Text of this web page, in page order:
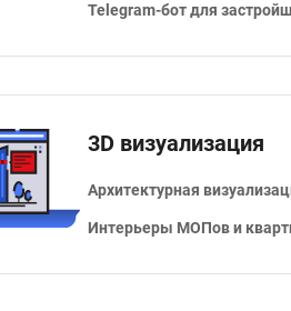
Telegram-бот для
3D визуализация
Архитектурная
Интерьеры МОПов и